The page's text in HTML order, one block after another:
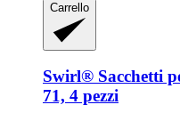
Carrello
Swirl® Sacchetti
71, 4 pezzi